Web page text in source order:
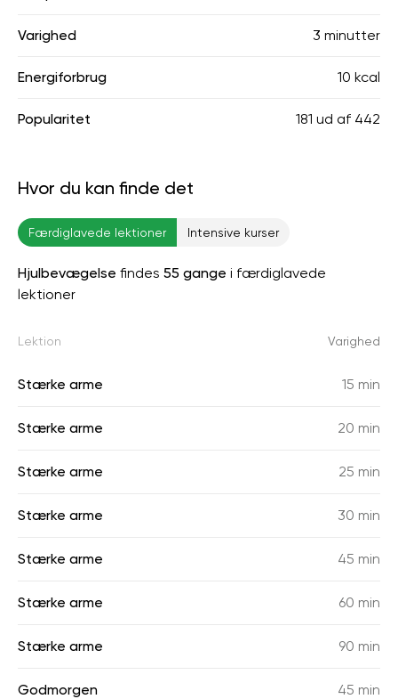
Varighed 3 minutter
Energiforbrug 10 kcal
Popularitet 181 ud af 442
Hvor du kan finde det
Færdiglavede lektioner Intensive kurser
Hjulbevægelse findes 55 gange i færdiglavede
lektioner
Lektion Varighed
Stærke arme 15 min
Stærke arme 20 min
Stærke arme 25 min
Stærke arme 30 min
Stærke arme 45 min
Stærke arme 60 min
Stærke arme 90 min
Godmorgen 45 min